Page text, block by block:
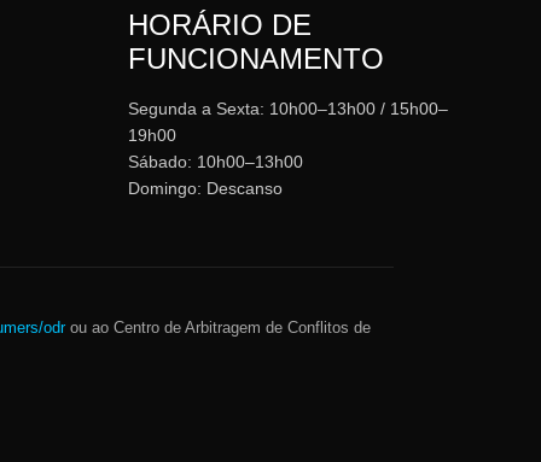
HORÁRIO DE
FUNCIONAMENTO
Segunda a Sexta: 10h00–13h00 / 15h00–
19h00
Sábado: 10h00–13h00
Domingo: Descanso
odrou ao Centro de Arbitragem de Conflitos de